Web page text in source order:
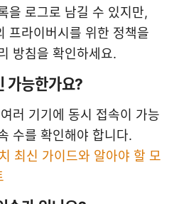
을 로그로 남길 수 있지만,
프라이버시를 위한 정책을
방침을 확인하세요.
가능한가요?
러 기기에 동시 접속이 가능
수를 확인해야 합니다.
최신 가이드와 알아야 할 모